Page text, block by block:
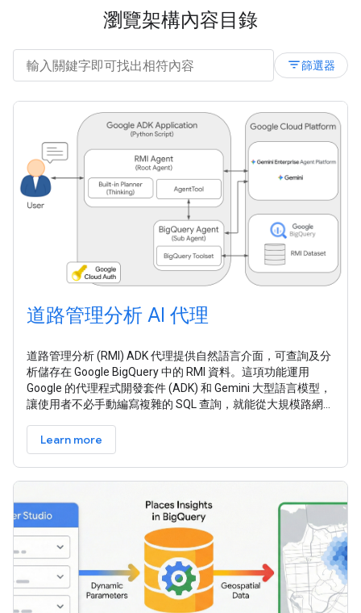
瀏覽架構內容目錄
filter_list篩選器
道路管理分析 AI 代理
道路管理分析 (RMI) ADK 代理提供自然語言介面，可查詢及分
析儲存在 Google BigQuery 中的 RMI 資料。這項功能運用
Google 的代理程式開發套件 (ADK) 和 Gemini 大型語言模型，
讓使用者不必手動編寫複雜的 SQL 查詢，就能從大規模路網和
式代理系統，其中根代理會規劃及協調使用者互動，並將特定
資料檢索和 SQL 生成工作委派給專門的子代理。
Learn more